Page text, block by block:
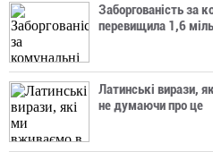
Заборгованість за
перевищила 1,6
Латинські вирази,
не думаючи про це